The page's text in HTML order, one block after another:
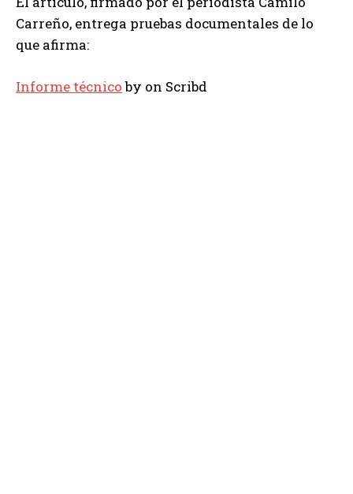
Carreño, entrega pruebas documentales de lo
que afirma:
Informe técnicoby on Scribd